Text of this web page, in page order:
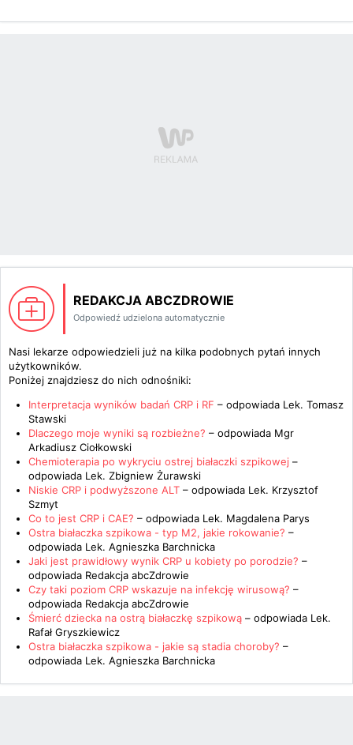
REDAKCJA ABCZDROWIE
Odpowiedź udzielona automatycznie
Nasi lekarze odpowiedzieli już na kilka podobnych pytań innych
użytkowników.
Poniżej znajdziesz do nich odnośniki:
Interpretacja wyników badań CRP i RF – odpowiada Lek. Tomasz
Stawski
Dlaczego moje wyniki są rozbieżne? – odpowiada Mgr
Arkadiusz Ciołkowski
Chemioterapia po wykryciu ostrej białaczki szpikowej –
odpowiada Lek. Zbigniew Żurawski
Niskie CRP i podwyższone ALT – odpowiada Lek. Krzysztof
Szmyt
Co to jest CRP i CAE? – odpowiada Lek. Magdalena Parys
Ostra białaczka szpikowa - typ M2, jakie rokowanie? –
odpowiada Lek. Agnieszka Barchnicka
Jaki jest prawidłowy wynik CRP u kobiety po porodzie? –
odpowiada Redakcja abcZdrowie
Czy taki poziom CRP wskazuje na infekcję wirusową? –
odpowiada Redakcja abcZdrowie
Śmierć dziecka na ostrą białaczkę szpikową – odpowiada Lek.
Rafał Gryszkiewicz
Ostra białaczka szpikowa - jakie są stadia choroby? –
odpowiada Lek. Agnieszka Barchnicka